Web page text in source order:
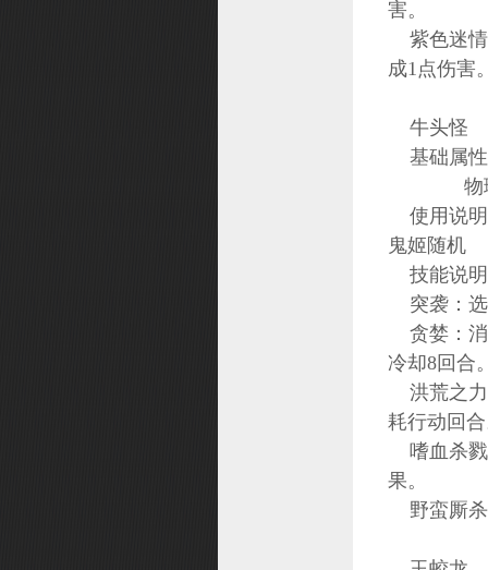
害。
紫色迷情
成1点伤害
牛头怪
基础属性
物理
使用说明
鬼姬随机
技能说
突袭：选
贪婪：消
冷却8回合
洪荒之力
耗行动回
嗜血杀戮
果。
野蛮厮杀